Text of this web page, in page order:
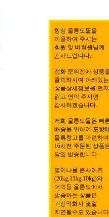
항상 울릉도몰을
이용하여 주시는
회원 및 비회원님께
감사드립니다.
전화 문의전에 상품
클릭하시여 아래있는
상품상세정보를 먼저
읽고 연락 주시면
감사하겠습니다.
저희 울릉도몰은 빠
배송을 위하여 포항
물류창고를 마련하여
16시전 주문된 상품
당일 발송합니다.
명이나물 큰사이즈
(20kg,15kg,10kg)와
더덕등 울릉도에서
발송하는 상품은
기상악화시 몇일
지연될수도 있습니